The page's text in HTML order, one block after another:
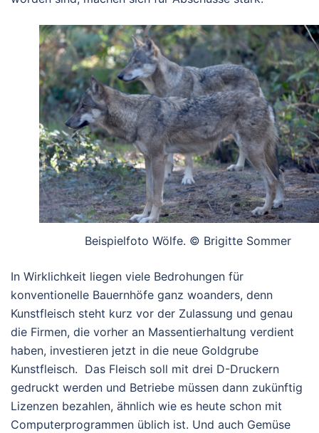
Beispielfoto Wölfe. © Brigitte Sommer
In Wirklichkeit liegen viele Bedrohungen für
konventionelle Bauernhöfe ganz woanders, denn
Kunstfleisch steht kurz vor der Zulassung und genau
die Firmen, die vorher an Massentierhaltung verdient
haben, investieren jetzt in die neue Goldgrube
Kunstfleisch. Das Fleisch soll mit drei D-Druckern
gedruckt werden und Betriebe müssen dann zukünftig
Lizenzen bezahlen, ähnlich wie es heute schon mit
Computerprogrammen üblich ist. Und auch Gemüse